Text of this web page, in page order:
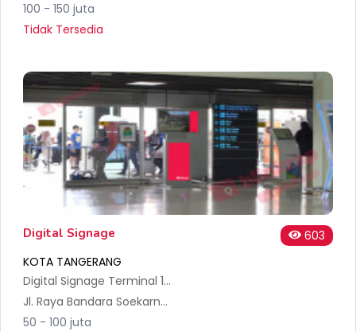
100 - 150 juta
Tidak Tersedia
Digital Signage
603
KOTA TANGERANG
Digital Signage Terminal 1A Bandara Soekarno Hatta
Jl. Raya Bandara Soekarno Hatta No.5, RT.001/RW.010, Pajang, Kec. Benda, Kota Tangerang, Banten 15126, Indonesia
50 - 100 juta